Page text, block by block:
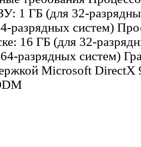
1 ГБ (для 32-
разрядных систем)
16 ГБ (для 32-
разрядных систем)
Microsoft DirectX